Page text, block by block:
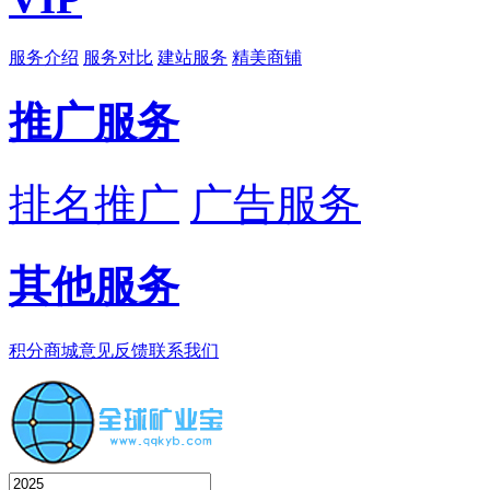
服务介绍 服务对比 建站服务 精美商铺
推广服务
排名推广 广告服务
其他服务
积分商城意见反馈联系我们